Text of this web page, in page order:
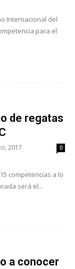
Internacional del
para el
de regatas
2017 0
competencias a lo
será el...
a conocer